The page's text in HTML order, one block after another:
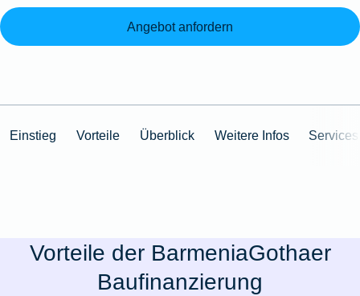
Angebot anfordern
Einstieg Vorteile Überblick Weitere Infos Services
Vorteile der BarmeniaGothaer
Baufinanzierung